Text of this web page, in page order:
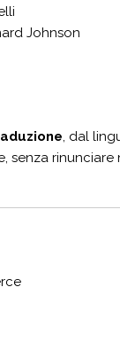
Johnson
, dal
senza